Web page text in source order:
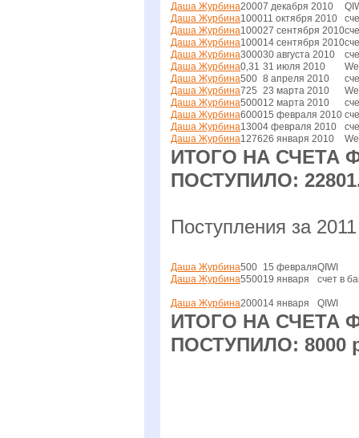
Даша Журбина20007 декабря 2010
Даша Журбина100011 октября 2010
Даша Журбина100027 сентября 2010
Даша Журбина100014 сентября 2010
Даша Журбина300030 августа 2010
Даша Журбина0,31 31 июля 2010
Даша Журбина500 8 апреля 2010
Даша Журбина725 23 марта 2010
Даша Журбина500012 марта 2010
Даша Журбина600015 февраля 2010
Даша Журбина13004 февраля 2010
Даша Журбина127626 января 2010
ИТОГО НА СЧЕТА
ПОСТУПИЛО:
Поступления за
Даша Журбина500 15 февраляQIWI
Даша Журбина550019 января счет в
Даша Журбина200014 января QIWI
ИТОГО НА СЧЕТА
ПОСТУПИЛО: 8000